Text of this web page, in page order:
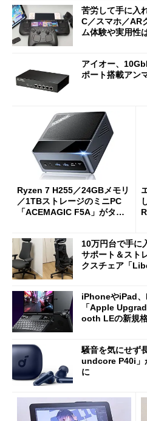
苦労して手に入
C／スマホ／
ム体験や実用性
アイオー、
ポート搭載アン
Ryzen 7 H255／24GBメモリ
／1TBストレージのミニPC
「ACEMAGIC F5A」がタイ
10万円台で手
サポート＆スト
クスチェア「
iPhoneやiPad、
「Apple
ooth LEの新規
騒音を気にせず
undcore P40i」
に